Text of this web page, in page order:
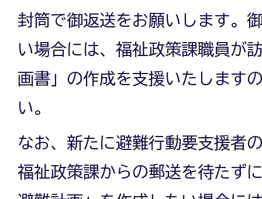
封筒で御返送をお願いします。
い場合には、福祉政策課職員が
画書」の作成を支援いたします
い。
なお、新たに避難行動要支援者
福祉政策課からの郵送を待たず